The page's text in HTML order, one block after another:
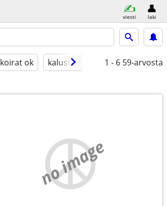
viesti laki
koirat ok kalustettu 1 - 6 59-arvosta
no image